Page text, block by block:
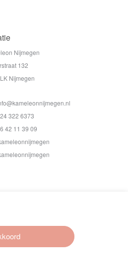
Nijmegen
132
Nijmegen
322 6373
42 11 39 09